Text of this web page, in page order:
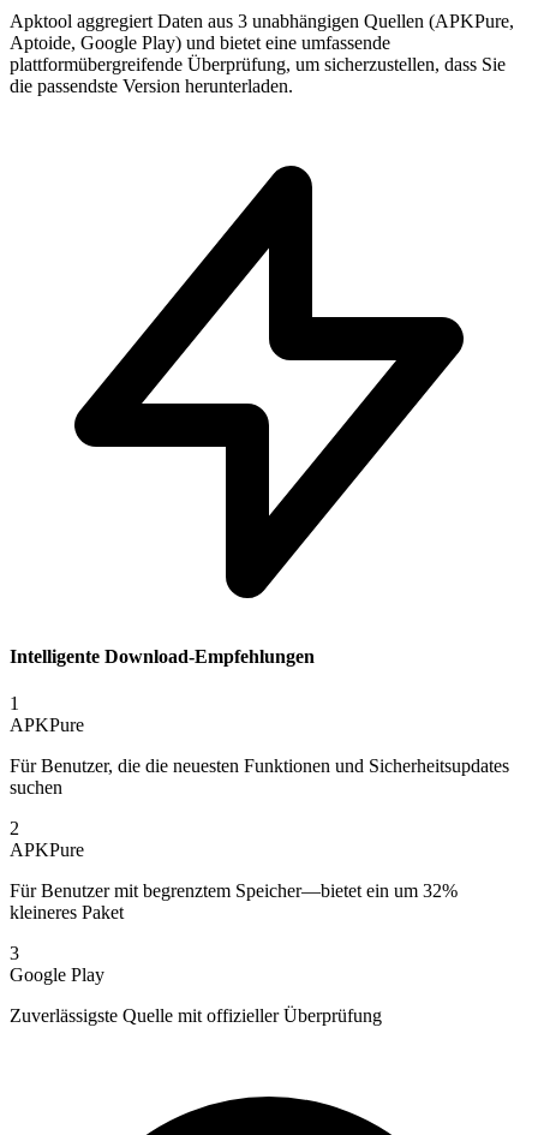
Apktool aggregiert Daten aus 3 unabhängigen Quellen (APKPure,
Aptoide, Google Play) und bietet eine umfassende
plattformübergreifende Überprüfung, um sicherzustellen, dass Sie
die passendste Version herunterladen.
Intelligente Download-Empfehlungen
1
APKPure
Für Benutzer, die die neuesten Funktionen und Sicherheitsupdates
suchen
2
APKPure
Für Benutzer mit begrenztem Speicher—bietet ein um 32%
kleineres Paket
3
Google Play
Zuverlässigste Quelle mit offizieller Überprüfung